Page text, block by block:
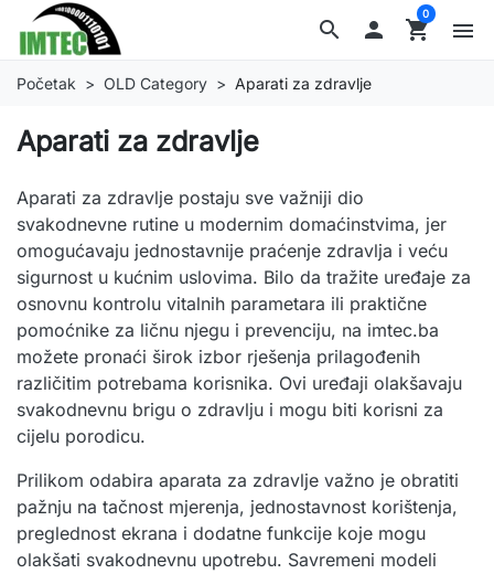
search  shopping_cart
0
menu
Početak OLD Category Aparati za zdravlje
Aparati za zdravlje
Aparati za zdravlje postaju sve važniji dio
svakodnevne rutine u modernim domaćinstvima, jer
omogućavaju jednostavnije praćenje zdravlja i veću
sigurnost u kućnim uslovima. Bilo da tražite uređaje za
osnovnu kontrolu vitalnih parametara ili praktične
pomoćnike za ličnu njegu i prevenciju, na imtec.ba
možete pronaći širok izbor rješenja prilagođenih
različitim potrebama korisnika. Ovi uređaji olakšavaju
svakodnevnu brigu o zdravlju i mogu biti korisni za
cijelu porodicu.
Prilikom odabira aparata za zdravlje važno je obratiti
pažnju na tačnost mjerenja, jednostavnost korištenja,
preglednost ekrana i dodatne funkcije koje mogu
olakšati svakodnevnu upotrebu. Savremeni modeli